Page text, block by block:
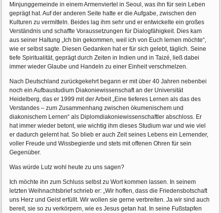
Minjunggemeinde in einem Armenviertel in Seoul, was ihn für sein Leben
geprägt hat. Auf der anderen Seite hatte er die Aufgabe, zwischen den
Kulturen zu vermitteln. Beides lag ihm sehr und er entwickelte ein großes
Verständnis und schaffte Voraussetzungen für Dialogfähigkeit. Dies kam
aus seiner Haltung „Ich bin gekommen, weil ich von Euch lernen möchte“,
wie er selbst sagte. Diesen Gedanken hat er für sich gelebt, täglich. Seine
tiefe Spiritualität, geprägt durch Zeiten in Indien und in Taizé, ließ dabei
immer wieder Glaube und Handeln zu einer Einheit verschmelzen.
Nach Deutschland zurückgekehrt begann er mit über 40 Jahren nebenbei
noch ein Aufbaustudium Diakoniewissenschaft an der Universität
Heidelberg, das er 1999 mit der Arbeit „Eine tieferes Lernen als das des
Verstandes – zum Zusammenhang zwischen ökumenischem und
diakonischem Lernen“ als Diplomdiakoniewissenschaftler abschloss. Er
hat immer wieder betont, wie wichtig ihm dieses Studium war und wie viel
er dadurch gelernt hat. So blieb er auch Zeit seines Lebens ein Lernender,
voller Freude und Wissbegierde und stets mit offenen Ohren für sein
Gegenüber.
Was würde Lutz wohl heute zu uns sagen?
Ich möchte ihn zum Schluss selbst zu Wort kommen lassen. In seinem
letzten Weihnachtsbrief schrieb er: „Wir hoffen, dass die Friedensbotschaft
uns Herz und Geist erfüllt. Wir wollen sie gerne verbreiten. Ja wir sind auch
bereit, sie so zu verkörpern, wie es Jesus getan hat. In seine Fußstapfen